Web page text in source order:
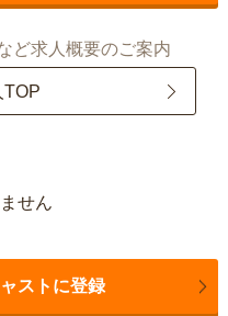
ど求人概要のご案内
TOP
せん
ストに登録